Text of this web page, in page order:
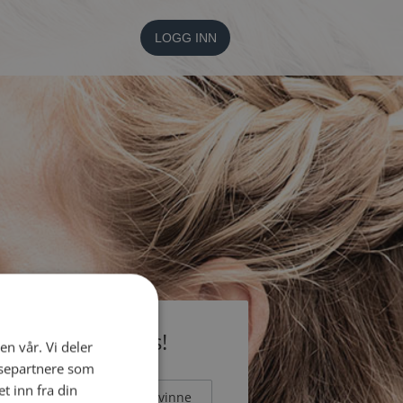
LOGG INN
medlem gratis!
Mann Kvinne
vår. Vi deler
som
inn fra din